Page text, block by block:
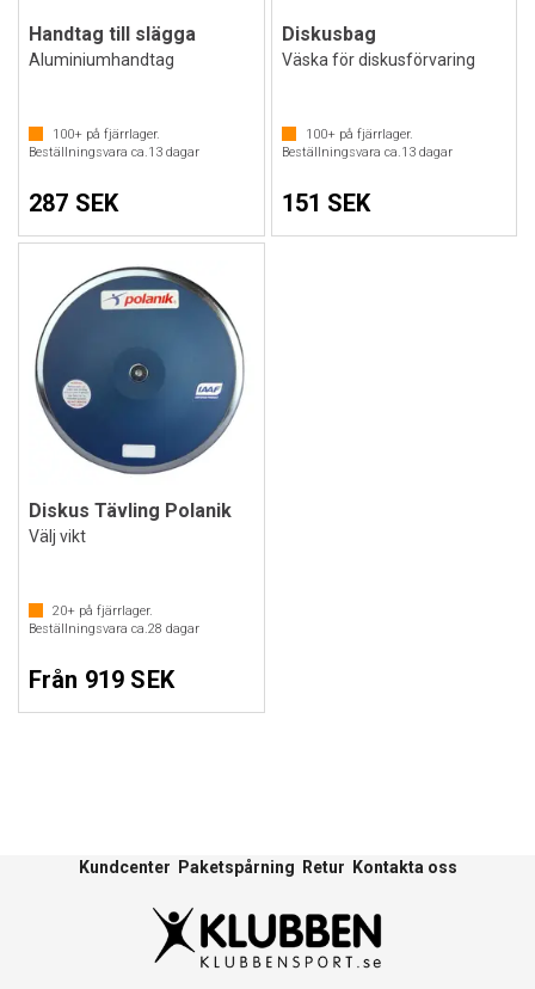
Handtag till slägga
Aluminiumhandtag
100+ på fjärrlager.
Beställningsvara ca.13 dagar
287 SEK
Diskusbag
Väska för diskusförvaring
100+på fjärrlager.
Beställningsvara ca.13dagar
151 SEK
Diskus Tävling Polanik
Välj vikt
20+ på fjärrlager.
Beställningsvara ca.28 dagar
Från 919 SEK
Kundcenter Paketspårning Retur Kontakta oss